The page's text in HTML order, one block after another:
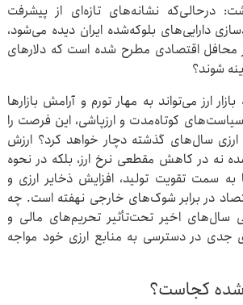
درحالی‌که نشانه‌های تازه‌ای از پیشرفت
دارایی‌های بلوکه‌شده ایران دیده می‌شود،
محافل اقتصادی مطرح شده است که دلارهای
شوند؟
ارز می‌تواند به مهار تورم و آرامش بازارها
سیاست‌های کوتاه‌مدت و ارزپاشی، این فرصت را
ارزی سال‌های گذشته دچار خواهد کرد؟ ارزش
نه در کاهش مقطعی نرخ ارز، بلکه در نحوه
سمت تقویت تولید، افزایش ذخایر ارزی و
در برابر شوک‌های خارجی نهفته است. چه
سال‌های اخیر تحت‌تأثیر تحریم‌های مالی و
جدی در دسترسی به منابع ارزی خود مواجه
کجاست؟